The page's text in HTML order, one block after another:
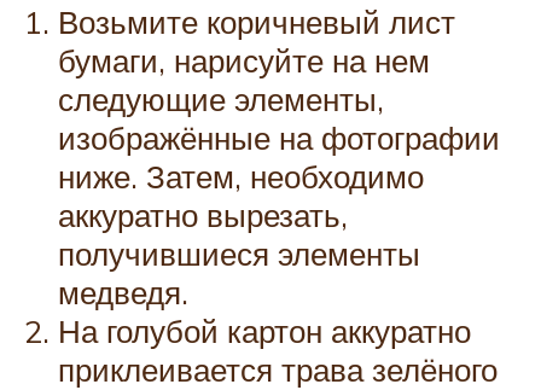
Возьмите коричневый лист
бумаги, нарисуйте на нем
следующие элементы,
изображённые на фотографии
ниже. Затем, необходимо
аккуратно вырезать,
получившиеся элементы
медведя.
На голубой картон аккуратно
приклеивается трава зелёного